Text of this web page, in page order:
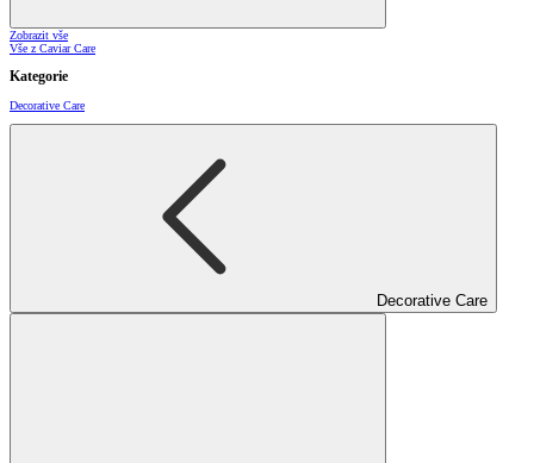
Zobrazit vše
Vše z Caviar Care
Kategorie
Decorative Care
Decorative Care